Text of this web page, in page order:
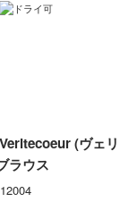
(ヴェリ
ラウス